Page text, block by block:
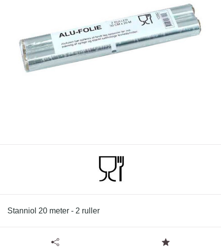
Stanniol 20 meter - 2 ruller
Tilgængelige specifikationer for Stanniol 20 meter - 2